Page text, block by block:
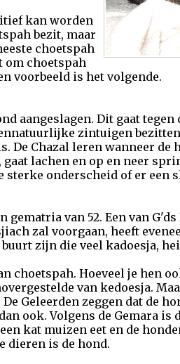
kan worden
bezit, maar
choetspah
om choetspah
voorbeeld is het volgende.
aangeslagen. Dit gaat
zintuigen
De Chazal leren wanneer de
lachen en op en neer
sterke onderscheid of er een
van 52. Een van
zal voorgaan, heeft
zijn die veel kadoesja,
Hoeveel je hen
van kedoesja.
Geleerden zeggen dat de
ook. Volgens de Gemara is
kat muizen eet en de
dieren is de hond.